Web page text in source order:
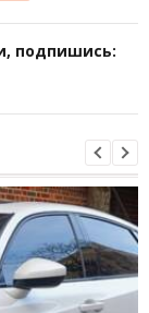
подпишись: